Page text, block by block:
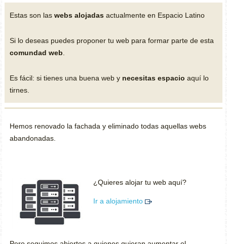
Estas son laswebs alojadas actualmente en Espacio Latino
Si lo deseas puedes proponer tu web para formar parte de esta
comundad web
Es fácil: si tienes una buena web y necesitas espacio aquí lo
tirnes.
Hemos renovado la fachada y eliminado todas aquellas webs
abandonadas.
¿Quieres alojar tu web aquí?
Ir a alojamiento